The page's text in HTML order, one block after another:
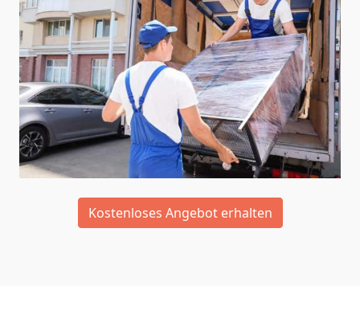
Kostenloses Angebot erhalten